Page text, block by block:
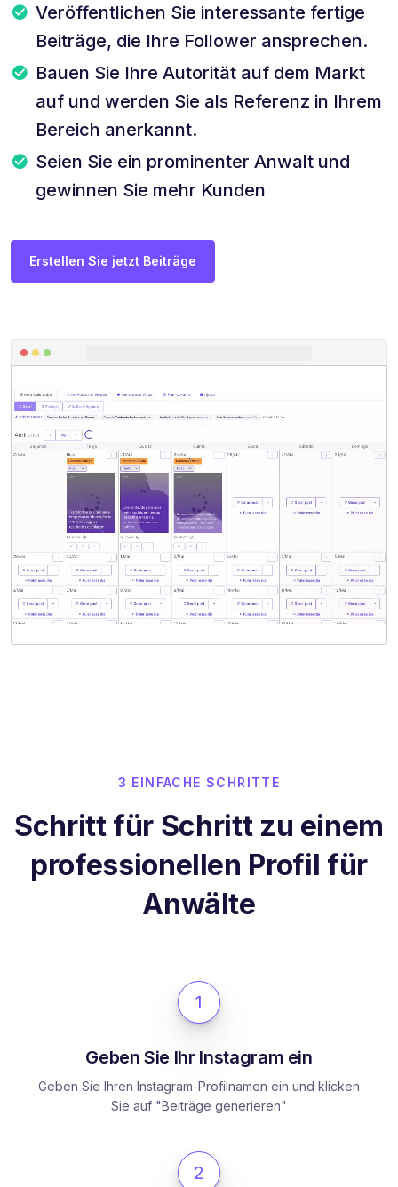
Veröffentlichen Sie interessante fertige
Beiträge, die Ihre Follower ansprechen.
Bauen Sie Ihre Autorität auf dem Markt
auf und werden Sie als Referenz in Ihrem
Bereich anerkannt.
Seien Sie ein prominenter Anwalt und
gewinnen Sie mehr Kunden
Erstellen Sie jetzt Beiträge
3 EINFACHE SCHRITTE
Schritt für Schritt zu einem
professionellen Profil für
Anwälte
1
Geben Sie Ihr Instagram ein
Geben Sie Ihren Instagram-Profilnamen ein und klicken
Sie auf "Beiträge generieren"
2